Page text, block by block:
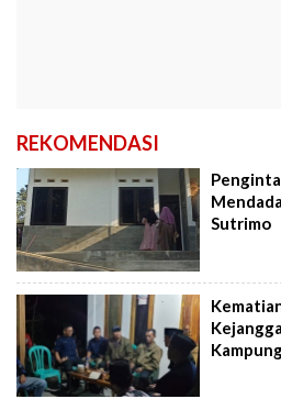
REKOMENDASI
Sutrimo